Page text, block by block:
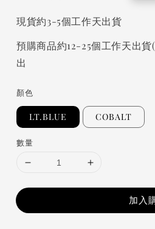
現貨約3-5個工作天出貨
預購商品約12-25個工作天出
出
顏色
LT.BLUE COBALT
數量
加入